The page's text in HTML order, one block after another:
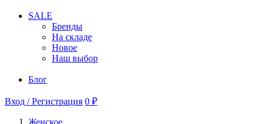
SALE
Бренды
На складе
Новое
Наш выбор
Блог
Вход / Регистрация 0 ₽
Женское